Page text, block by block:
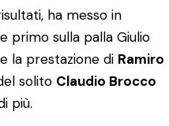
ha messo in
primo sulla palla Giulio
la prestazione di Ramiro
solito Claudio Brocco
più.